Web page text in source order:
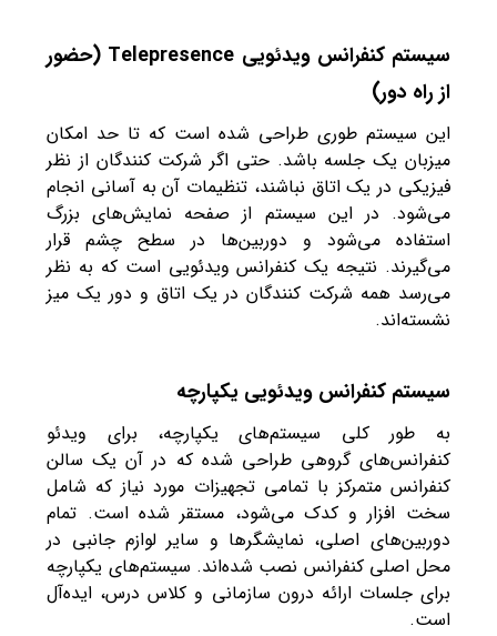
سیستم کنفرانس ویدئویی Telepresence (حضور
از راه دور)
این سیستم طوری طراحی شده است که تا حد امکان
میزبان یک جلسه باشد. حتی اگر شرکت کنندگان از نظر
فیزیکی در یک اتاق نباشند، تنظیمات آن به آسانی انجام
می‌شود. در این سیستم از صفحه نمایش‌های بزرگ
استفاده می‌شود و دوربین‌ها در سطح چشم قرار
می‌گیرند. نتیجه یک کنفرانس ویدئویی است که به نظر
می‌رسد همه شرکت کنندگان در یک اتاق و دور یک میز
نشسته‌اند.
سیستم کنفرانس ویدئویی یکپارچه
به طور کلی سیستم‌های یکپارچه، برای ویدئو
کنفرانس‌های گروهی طراحی شده که در آن یک سالن
کنفرانس متمرکز با تمامی تجهیزات مورد نیاز که شامل
سخت افزار و کدک می‌شود، مستقر شده است. تمام
دوربین‌های اصلی، نمایشگرها و سایر لوازم جانبی در
محل اصلی کنفرانس نصب شده‌اند. سیستم‌های یکپارچه
برای جلسات ارائه درون سازمانی و کلاس درس، ایده‌آل
است.